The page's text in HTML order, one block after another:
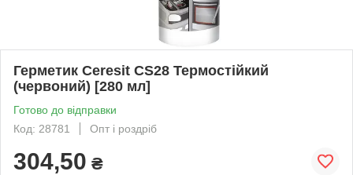
Герметик Ceresit CS28 Термостійкий
(червоний) [280 мл]
Готово до відправки
Код: 28781
Опт і роздріб
304,50 ₴